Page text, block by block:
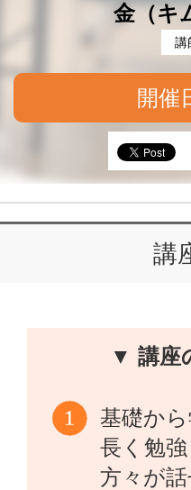
金（キ
講
開催
講
▼ 講座
基礎から
長く勉
方々が